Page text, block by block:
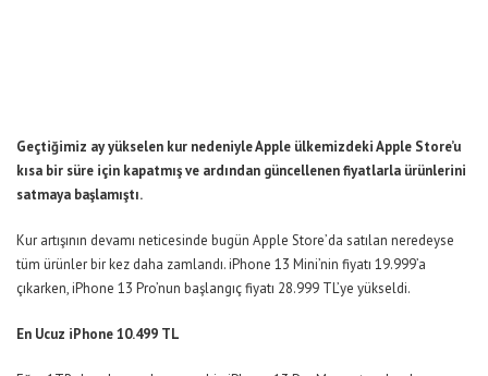
Geçtiğimiz ay yükselen kur nedeniyle Apple ülkemizdeki Apple Store’u
kısa bir süre için kapatmış ve ardından güncellenen fiyatlarla ürünlerini
satmaya başlamıştı.
Kur artışının devamı neticesinde bugün Apple Store’da satılan neredeyse
tüm ürünler bir kez daha zamlandı. iPhone 13 Mini’nin fiyatı 19.999’a
çıkarken, iPhone 13 Pro’nun başlangıç fiyatı 28.999 TL’ye yükseldi.
En Ucuz iPhone 10.499 TL